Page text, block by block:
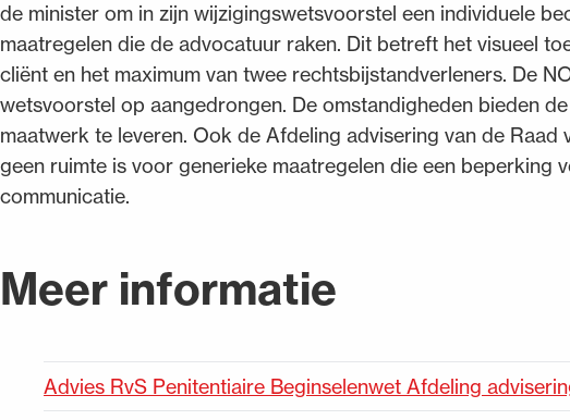
de minister om in zijn wijzigingswetsvoorstel een individuele
maatregelen die de advocatuur raken. Dit betreft het visueel
cliënt en het maximum van twee rechtsbijstandverleners. De
wetsvoorstel op aangedrongen. De omstandigheden bieden
maatwerk te leveren. Ook de Afdeling advisering van de
geen ruimte is voor generieke maatregelen die een beperking
communicatie.
Meer informatie
Advies RvS Penitentiaire Beginselenwet Afdeling